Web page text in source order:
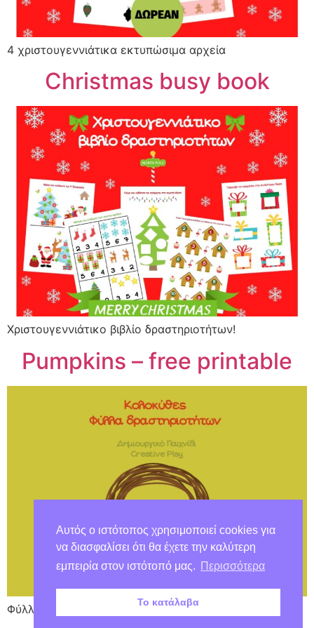
4 χριστουγεννιάτικα εκτυπώσιμα αρχεία
Christmas busy book
Χριστουγεννιάτικο βιβλίο δραστηριοτήτων!
Pumpkins – free printable
Φύλλα δραστηριοτήτων με κολοκύθες!
Αυτός ο ιστότοπος χρησιμοποιεί cookies για
να διασφαλίσει ότι θα έχετε την καλύτερη
εμπειρία στον ιστότοπό μας.
Περισσότερα
Το κατάλαβα